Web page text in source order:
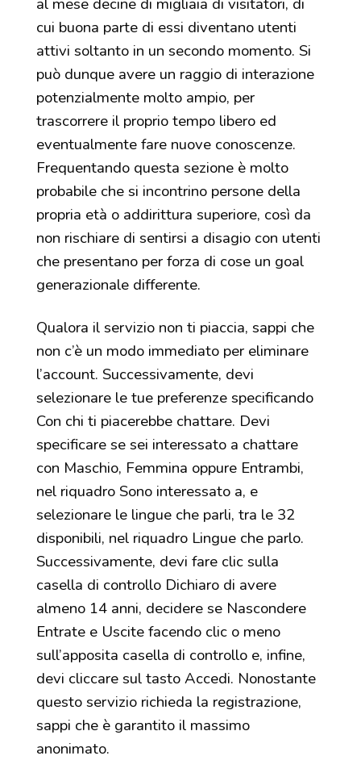
cui buona parte di essi diventano utenti
attivi soltanto in un secondo momento. Si
può dunque avere un raggio di interazione
potenzialmente molto ampio, per
trascorrere il proprio tempo libero ed
eventualmente fare nuove conoscenze.
Frequentando questa sezione è molto
probabile che si incontrino persone della
propria età o addirittura superiore, così da
non rischiare di sentirsi a disagio con utenti
che presentano per forza di cose un goal
generazionale differente.
Qualora il servizio non ti piaccia, sappi che
non c’è un modo immediato per eliminare
l’account. Successivamente, devi
selezionare le tue preferenze specificando
Con chi ti piacerebbe chattare. Devi
specificare se sei interessato a chattare
con Maschio, Femmina oppure Entrambi,
nel riquadro Sono interessato a, e
selezionare le lingue che parli, tra le 32
disponibili, nel riquadro Lingue che parlo.
Successivamente, devi fare clic sulla
casella di controllo Dichiaro di avere
almeno 14 anni, decidere se Nascondere
Entrate e Uscite facendo clic o meno
sull’apposita casella di controllo e, infine,
devi cliccare sul tasto Accedi. Nonostante
questo servizio richieda la registrazione,
sappi che è garantito il massimo
anonimato.